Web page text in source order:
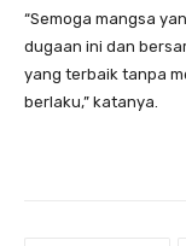
“Semoga mangsa
dugaan ini dan
yang terbaik tanpa
berlaku,” katanya.